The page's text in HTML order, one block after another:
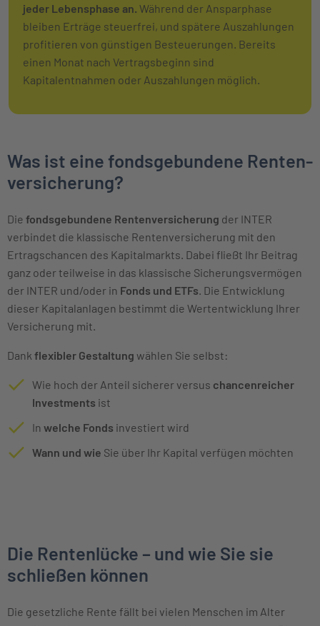
jeder Lebensphase an. Während der Ansparphase
bleiben Erträge steuerfrei, und spätere Auszahlungen
profitieren von günstigen Besteuerungen. Bereits
einen Monat nach Vertragsbeginn sind
Kapitalentnahmen oder Auszahlungen möglich.
Was ist eine fonds­gebundene Renten­
versicherung?
Die fondsgebundene Rentenversicherung der INTER
verbindet die klassische Rentenversicherung mit den
Ertragschancen des Kapitalmarkts. Dabei fließt Ihr Beitrag
ganz oder teilweise in das klassische Sicherungsvermögen
der INTER und/oder in Fonds und ETFs . Die Entwicklung
dieser Kapitalanlagen bestimmt die Wertentwicklung Ihrer
Versicherung mit.
Dank flexibler Gestaltung wählen Sie selbst:
Wie hoch der Anteil sicherer versus chancenreicher
Investments ist
In welche Fonds investiert wird
Wann und wie Sie über Ihr Kapital verfügen möchten
Die Rentenlücke – und wie Sie sie
schließen können
Die gesetzliche Rente fällt bei vielen Menschen im Alter